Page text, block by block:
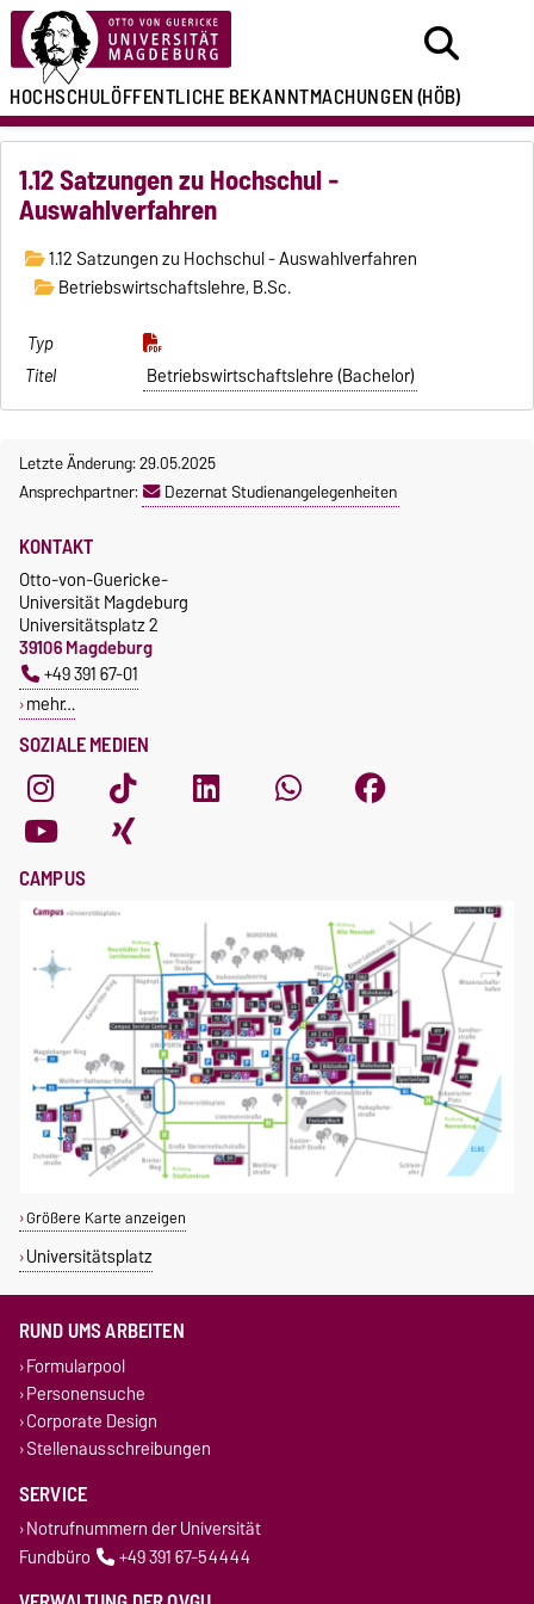
HOCHSCHULÖFFENTLICHEBEKANNTMACHUNGEN(HÖB)
1.12 Satzungen zu Hochschul -
Auswahlverfahren
1.12 Satzungen zu Hochschul - Auswahlverfahren
Betriebswirtschaftslehre, B.Sc.
Betriebswirtschaftslehre (Bachelor)
Letzte Änderung: 29.05.2025
Ansprechpartner:
Dezernat Studienangelegenheiten
SOZIALE MEDIEN
KONTAKT
Otto-von-Guericke-
Universität Magdeburg
Universitätsplatz 2
39106 Magdeburg
+49 391 67-01
mehr…
CAMPUS
Größere Karte anzeigen
Universitätsplatz
RUND UMS ARBEITEN
Formularpool
Personensuche
Corporate Design
Stellenausschreibungen
SERVICE
Notrufnummern der Universität
Fundbüro
+49 391 67-54444